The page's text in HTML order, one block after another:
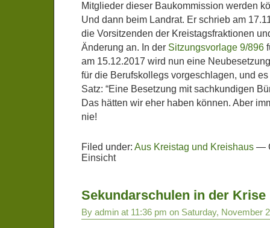
Mitglieder dieser Baukommission werden
Und dann beim Landrat. Er schrieb am
die Vorsitzenden der Kreistagsfraktionen
Änderung an. In der Sitzungsvorlage 9/896
am 15.12.2017 wird nun eine
für die Berufskollegs vorgeschlagen, und
Satz: “Eine Besetzung mit sachkundigen
Das hätten wir eher haben können. Aber
nie!
Filed under: Aus Kreistag und Kreishaus —
Einsicht
Sekundarschulen in der Krise
By admin at 11:36 pm on Saturday, November